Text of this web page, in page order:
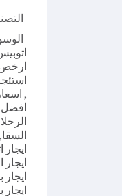
ارخص
,
افضل
السقا,
ايجار باص 33
ايجار باص 33 لرحلات